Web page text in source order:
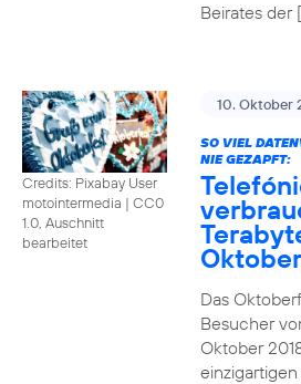
Beirates der
Credits: Pixabay User
motointermedia | CC0
1.0, Auschnitt
bearbeitet
10. Oktober
SO VIEL
NIE GEZAPFT:
Das
Besucher
Oktober